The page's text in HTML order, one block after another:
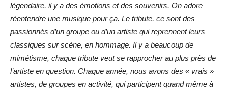
légendaire, il y a des émotions et des souvenirs. On adore
réentendre une musique pour ça. Le tribute, ce sont des
passionnés d’un groupe ou d’un artiste qui reprennent leurs
classiques sur scène, en hommage. Il y a beaucoup de
mimétisme, chaque tribute veut se rapprocher au plus près de
l’artiste en question. Chaque année, nous avons des « vrais »
artistes, de groupes en activité, qui participent quand même à